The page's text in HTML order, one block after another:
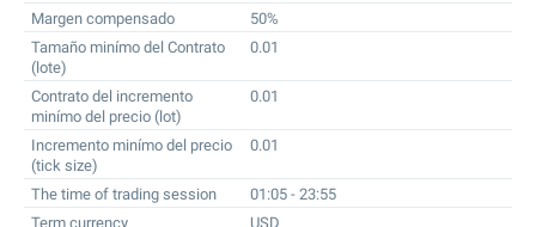
Margen compensado
50%
Tamaño minímo del Contrato
(lote)
0.01
Contrato del incremento
minímo del precio (lot)
0.01
Incremento minímo del precio
(tick size)
0.01
The time of trading session
01:05 - 23:55
Term currency
USD